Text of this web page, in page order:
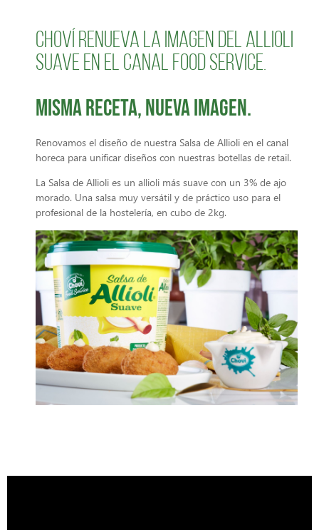
Choví renueva la imagen del Allioli
Suave en el canal Food Service.
Misma receta, nueva imagen.
Renovamos el diseño de nuestra Salsa de Allioli en el canal
horeca para unificar diseños con nuestras botellas de retail.
La Salsa de Allioli es un allioli más suave con un 3% de ajo
morado. Una salsa muy versátil y de práctico uso para el
profesional de la hostelería, en cubo de 2kg.